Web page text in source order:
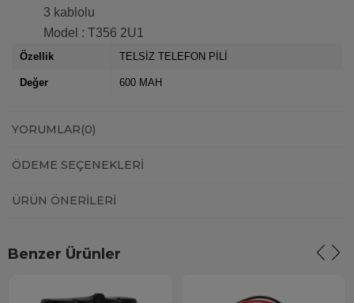
3 kablolu
Model : T356 2U1
Özellik TELSİZ TELEFON PİLİ
Değer 600 MAH
YORUMLAR(0)
ÖDEME SEÇENEKLERI
ÜRÜN ÖNERILERI
Benzer Ürünler